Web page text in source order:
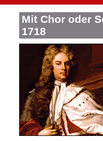
Mit Chor oder
1718